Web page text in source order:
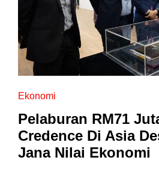
Ekonomi
Pelaburan RM71
Credence Di Asia
Jana Nilai Ekonomi